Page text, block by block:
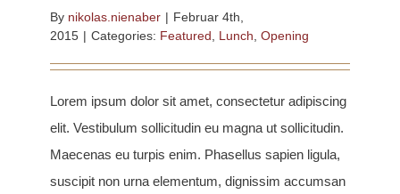
By nikolas.nienaber | Februar 4th,
2015 | Categories: Featured Lunch Opening
Lorem ipsum dolor sit amet, consectetur adipiscing
elit. Vestibulum sollicitudin eu magna ut sollicitudin.
Maecenas eu turpis enim. Phasellus sapien ligula,
suscipit non urna elementum, dignissim accumsan